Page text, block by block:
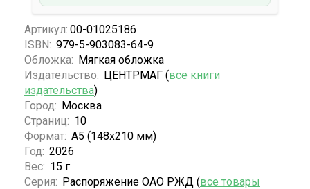
Артикул: 00-01025186
ISBN: 979-5-903083-64-9
Обложка: Мягкая обложка
Издательство: ЦЕНТРМАГ (все книги
издательства)
Город: Москва
Страниц: 10
Формат: А5 (148x210 мм)
Год: 2026
Вес: 15 г
Серия: Распоряжение ОАО РЖД (все товары